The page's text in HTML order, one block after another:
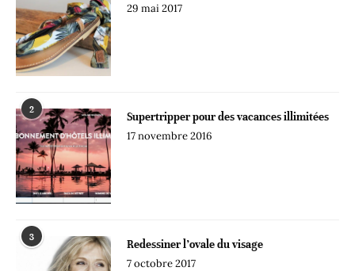
29 mai 2017
2
Supertripper pour des vacances illimitées
17 novembre 2016
3
Redessiner l’ovale du visage
7 octobre 2017